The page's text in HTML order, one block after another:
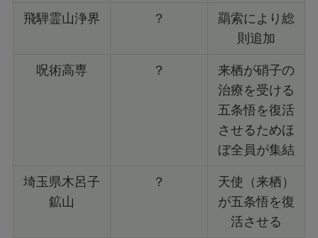
飛騨霊山浄界 ？
羂索により総
則追加
呪術高専 ？
来栖が硝子の
治療を受ける
五条悟を復活
させるためほ
ぼ全員が集結
埼玉県木呂子
鉱山
？
天使（来栖）
が五条悟を復
活させる